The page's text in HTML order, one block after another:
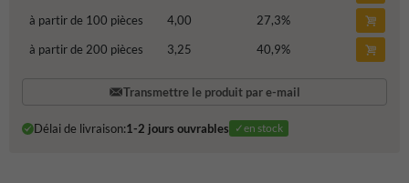
à partir de 100 pièces
4,00 27,3%
à partir de 200 pièces
3,25 40,9%
Transmettre le produit par e-mail
Délai de livraison:1-2 jours ouvrables ✓en stock